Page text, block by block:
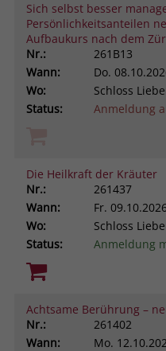
Sich selbst besser
Persönlichkeitsanteilen
Aufbaukurs nach dem
Nr.:
261B13
Wann:
Do.
Wo:
Schloss
Status:
Anmeldung
Die Heilkraft der Kräuter
Nr.:
261437
Wann:
Fr.
Wo:
Schloss
Status:
Anmeldung
Achtsame Berührung –
Nr.:
261402
Wann:
Mo.